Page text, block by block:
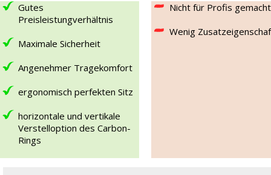
Gutes
Preisleistungverhältnis
Maximale Sicherheit
Angenehmer Tragekomfort
ergonomisch perfekten Sitz
horizontale und vertikale
Verstelloption des Carbon-
Rings
Nicht für Profis gemacht
Wenig